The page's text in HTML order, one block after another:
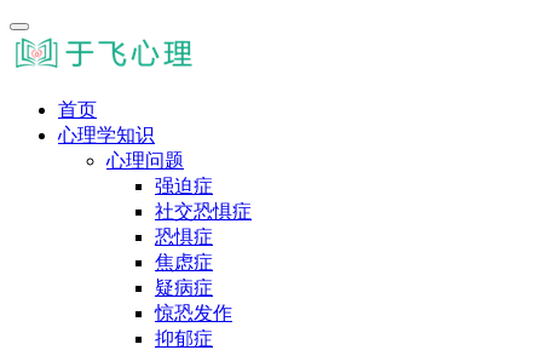
首页
心理学知识
心理问题
强迫症
社交恐惧症
恐惧症
焦虑症
疑病症
惊恐发作
抑郁症